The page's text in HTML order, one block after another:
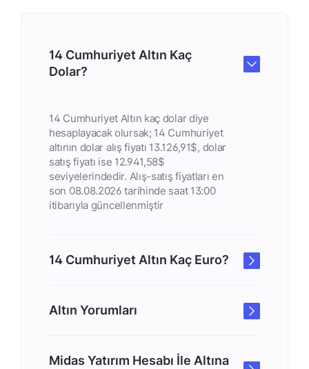
14 Cumhuriyet Altın Kaç
Dolar?
14 Cumhuriyet Altın kaç dolar diye
hesaplayacak olursak; 14 Cumhuriyet
altının dolar alış fiyatı 13.126,91$, dolar
satış fiyatı ise 12.941,58$
seviyelerindedir. Alış-satış fiyatları en
son 08.08.2026 tarihinde saat 13:00
itibarıyla güncellenmiştir
14 Cumhuriyet Altın Kaç Euro?
Altın Yorumları
Midas Yatırım Hesabı İle Altına